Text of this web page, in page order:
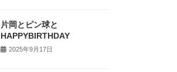
片岡とピン球と
HAPPYBIRTHDAY
2025年9月17日